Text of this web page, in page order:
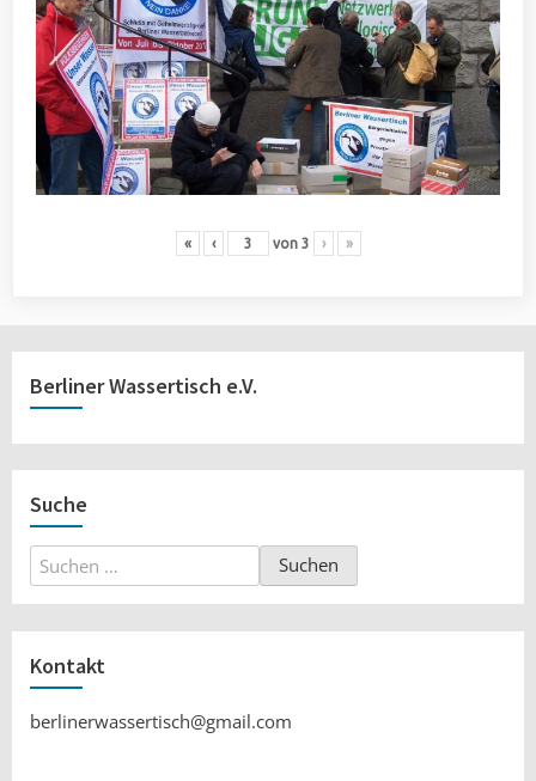
« ‹ von 3 › »
Berliner Wassertisch e.V.
Suche
Suchen
nach:
Kontakt
berlinerwassertisch@gmail.com